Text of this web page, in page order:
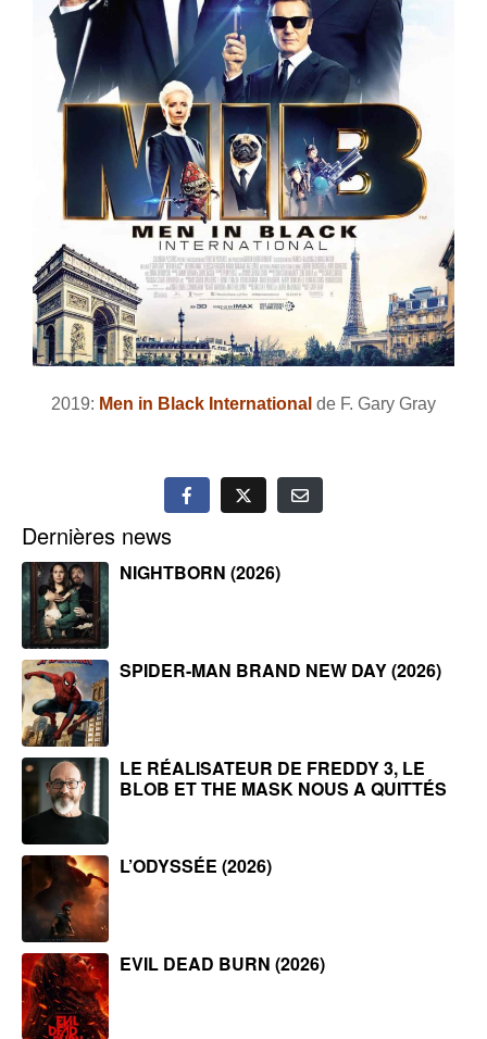
2019: Men in Black International de F. Gary Gray
Dernières news
NIGHTBORN (2026)
SPIDER-MAN BRAND NEW DAY (2026)
LE RÉALISATEUR DE FREDDY 3, LE
BLOB ET THE MASK NOUS A QUITTÉS
L’ODYSSÉE (2026)
EVIL DEAD BURN (2026)